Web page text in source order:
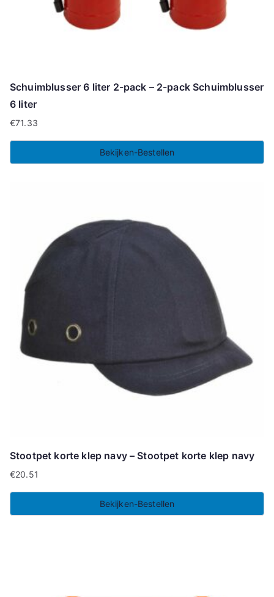
Schuimblusser 6 liter 2-pack – 2-pack Schuimblusser
6 liter
€71.33
Bekijken-Bestellen
Stootpet korte klep navy – Stootpet korte klep navy
€20.51
Bekijken-Bestellen